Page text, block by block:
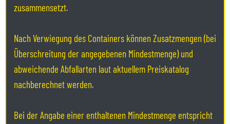
zusammensetzt.
Nach Verwiegung des Containers können Zusatzmengen (bei
Überschreitung der angegebenen Mindestmenge) und
abweichende Abfallarten laut aktuellem Preiskatalog
nachberechnet werden.
Bei der Angabe einer enthaltenen Mindestmenge entspricht